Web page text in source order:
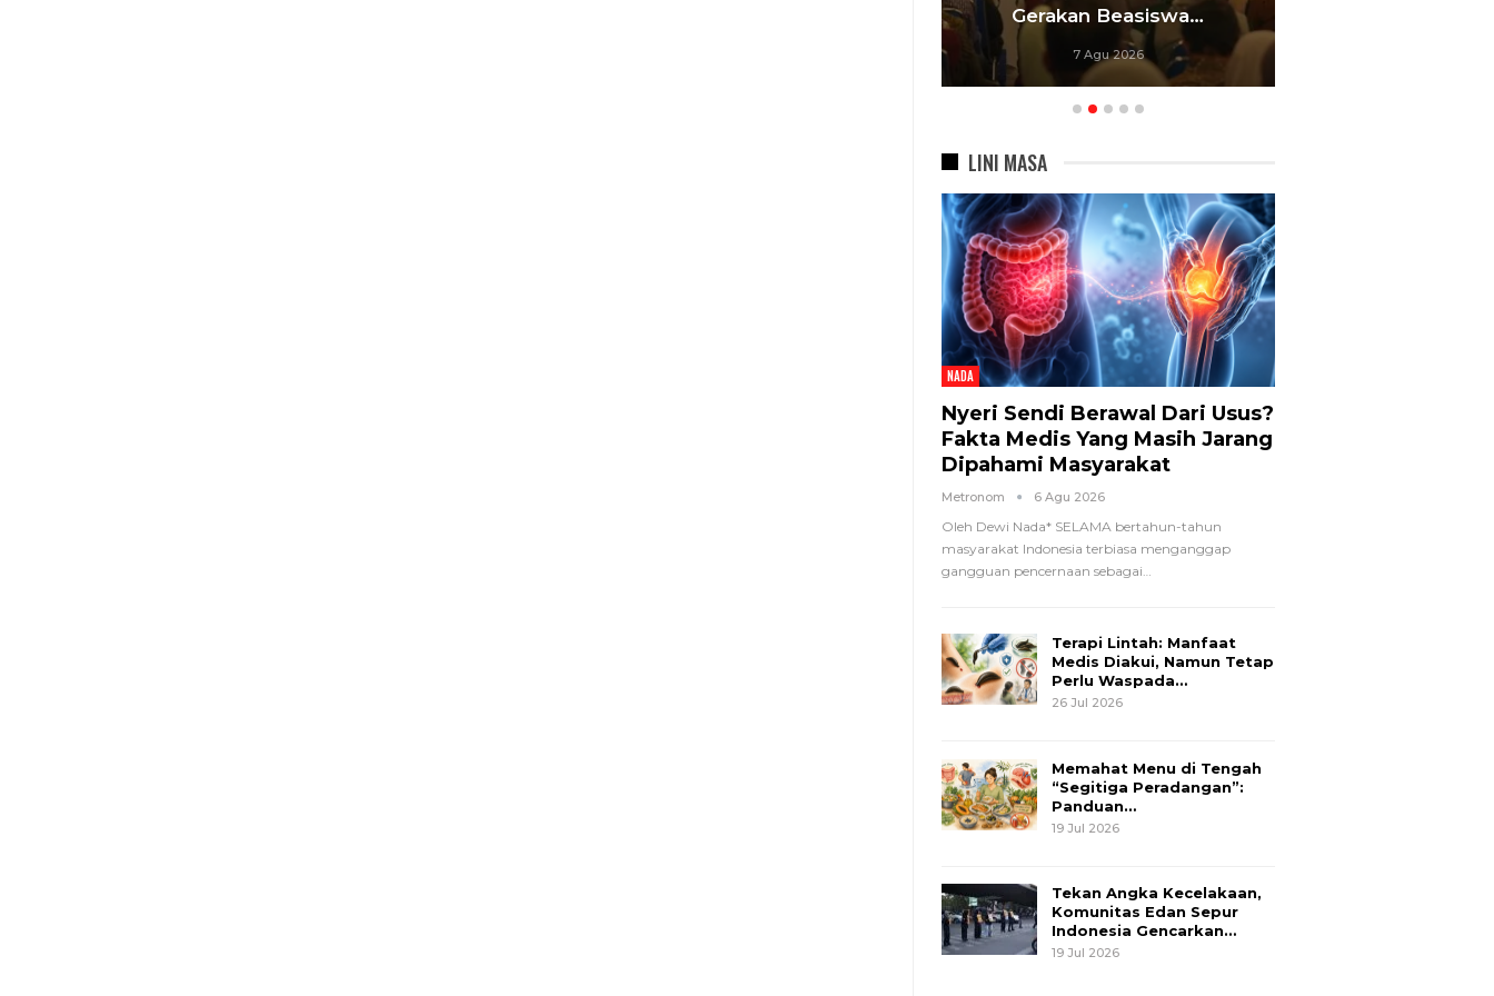
Gerakan Beasiswa…
7 Agu 2026
LINI MASA
NADA
Nyeri Sendi Berawal Dari Usus?
Fakta Medis Yang Masih Jarang
Dipahami Masyarakat
Metronom 6 Agu 2026
Oleh Dewi Nada* SELAMA bertahun-tahun
masyarakat Indonesia terbiasa menganggap
gangguan pencernaan sebagai…
Terapi Lintah: Manfaat
Medis Diakui, Namun Tetap
Perlu Waspada…
26 Jul 2026
Memahat Menu di Tengah
“Segitiga Peradangan”:
Panduan…
19 Jul 2026
Tekan Angka Kecelakaan,
Komunitas Edan Sepur
Indonesia Gencarkan…
19 Jul 2026